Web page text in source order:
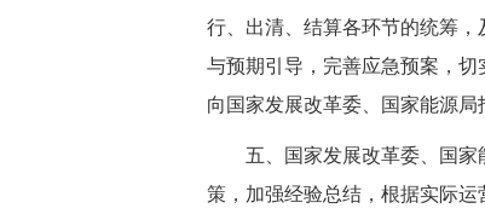
行、出清、结算各环节的统筹
与预期引导，完善应急预案，
向国家发展改革委、国家能源局
五、国家发展改革委、国家
策，加强经验总结，根据实际